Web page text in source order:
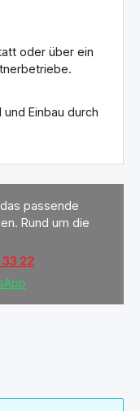
oder über ein
Einbau durch
passende
Rund um die
33 22